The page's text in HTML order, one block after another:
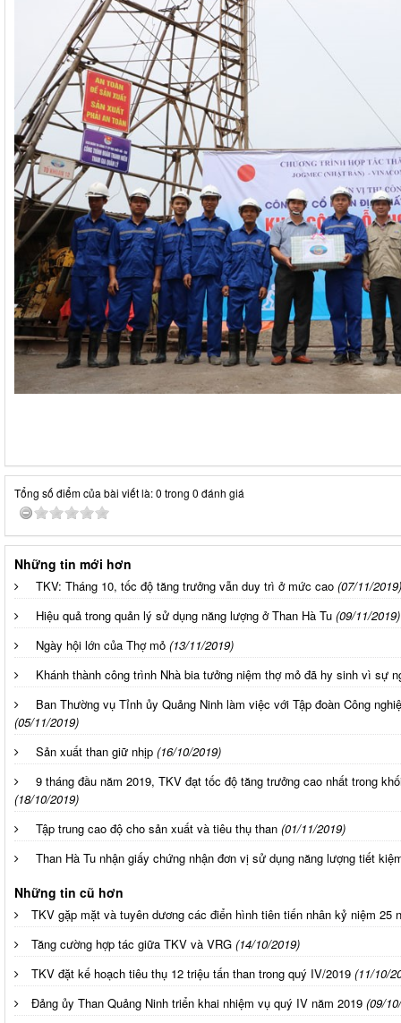
Tổng số điểm của bài viết là: 0 trong 0 đánh giá
Những tin mới hơn
TKV: Tháng 10, tốc độ tăng trưởng vẫn duy trì ở mức cao (07/11/2019)
Hiệu quả trong quản lý sử dụng năng lượng ở Than Hà Tu (09/11/2019)
Ngày hội lớn của Thợ mỏ (13/11/2019)
Khánh thành công trình Nhà bia tưởng niệm thợ mỏ đã hy sinh vì sự
Ban Thường vụ Tỉnh ủy Quảng Ninh làm việc với Tập đoàn Công
(05/11/2019)
Sản xuất than giữ nhịp (16/10/2019)
9 tháng đầu năm 2019, TKV đạt tốc độ tăng trưởng cao nhất trong
(18/10/2019)
Tập trung cao độ cho sản xuất và tiêu thụ than (01/11/2019)
Than Hà Tu nhận giấy chứng nhận đơn vị sử dụng năng lượng tiết
Những tin cũ hơn
TKV gặp mặt và tuyên dương các điển hình tiên tiến nhân kỷ niệm 25
Tăng cường hợp tác giữa TKV và VRG (14/10/2019)
TKV đặt kế hoạch tiêu thụ 12 triệu tấn than trong quý IV/2019 (11/10/
Đảng ủy Than Quảng Ninh triển khai nhiệm vụ quý IV năm 2019 (09/